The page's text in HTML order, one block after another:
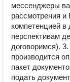
мессенджеры
рассмотрения
компетенцией в
перспективам
договоримся).
производится
пакет
подать